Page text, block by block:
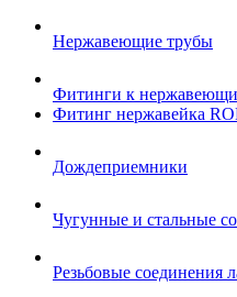
Нержавеющие трубы
Фитинги к
Фитинг нержавейка
Дождеприемники
Чугунные и стальные
Резьбовые соединения